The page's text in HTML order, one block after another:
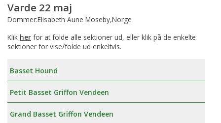
Varde 22 maj
Dommer:Elisabeth Aune Moseby,Norge
Klik her for at folde alle sektioner ud, eller klik på de enkelte
sektioner for vise/folde ud enkeltvis.
Basset Hound
Petit Basset Griffon Vendeen
Grand Basset Griffon Vendeen